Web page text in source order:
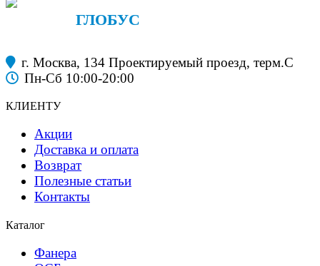
ГЛОБУС
г. Москва, 134 Проектируемый проезд, терм.С
Пн-Сб 10:00-20:00
КЛИЕНТУ
Акции
Доставка и оплата
Возврат
Полезные статьи
Контакты
Каталог
Фанера